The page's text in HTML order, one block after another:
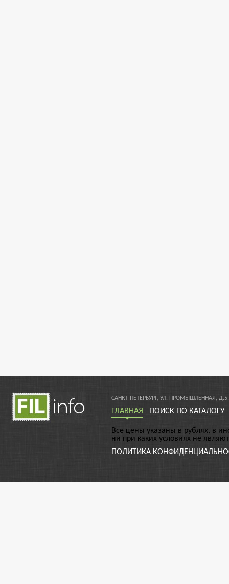
САНКТ-ПЕТЕРБУРГ, УЛ. ПРОМЫШЛЕННАЯ,
ГЛАВНАЯ ПОИСК ПО КАТАЛОГУ
Все цены указаны в рублях, в
ни при каких условиях не
ПОЛИТИКА